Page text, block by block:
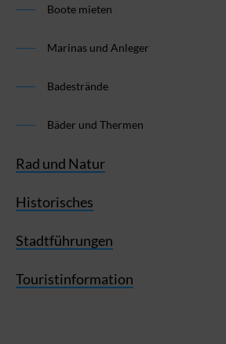
Boote mieten
Marinas und Anleger
Badestrände
Bäder und Thermen
Rad und Natur
Historisches
Stadtführungen
Touristinformation